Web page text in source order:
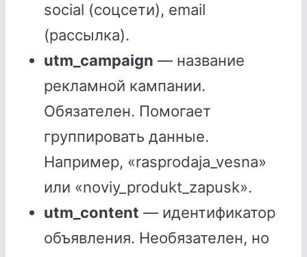
social (соцсети), email
(рассылка).
utm_campaign — название
рекламной кампании.
Обязателен. Помогает
группировать данные.
Например, «rasprodaja_vesna»
или «noviy_produkt_zapusk».
utm_content — идентификатор
объявления. Необязателен, но